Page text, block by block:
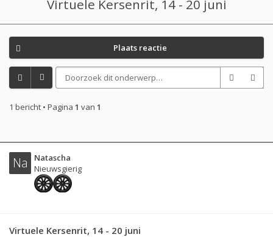
Virtuele Kersenrit, 14 - 20 juni
Plaats reactie
1 bericht • Pagina 1 van 1
Na
Natascha
Nieuwsgierig
Virtuele Kersenrit, 14 - 20 juni